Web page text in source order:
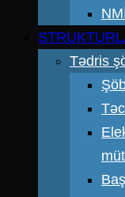
Tədris